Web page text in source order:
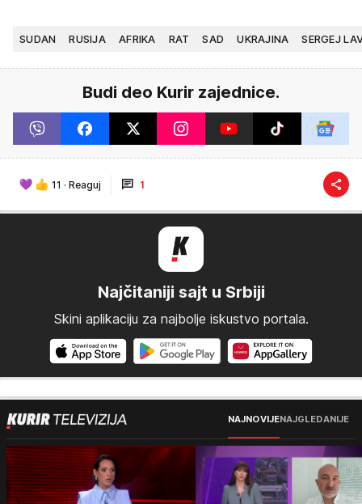
SUDAN RUSIJA AFRIKA RAT SAD UKRAJINA SERGEJ
Budi deo Kurir zajednice.
11 · Reaguj 1
Najčitaniji sajt u Srbiji
Skini aplikaciju za najbolje iskustvo portala.
NAJNOVIJENAJGLEDANIJE